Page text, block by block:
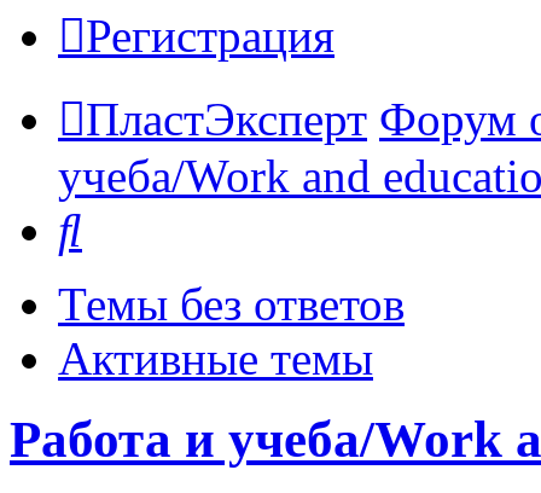
Регистрация
ПластЭксперт Форум
учеба/Work and
Темы без ответов
Активные темы
Работа и учеба/Work